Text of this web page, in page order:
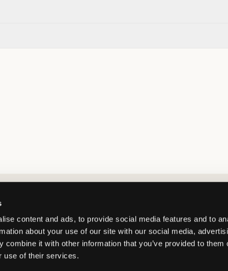
content and ads, to provide social media features and to
about your use of our site with our social media,
combine it with other information that you’ve provided to them
use of their services.